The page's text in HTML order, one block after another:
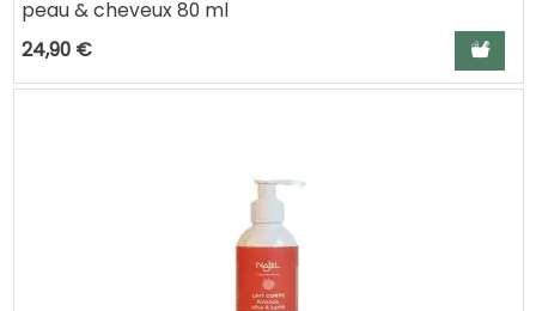
peau & cheveux 80 ml
24,90 €
Ajouter